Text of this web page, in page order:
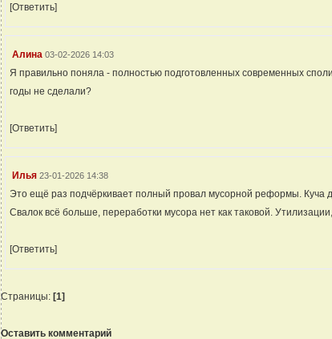
[Ответить]
Алина 03-02-2026 14:03
Я правильно поняла - полностью подготовленных современных
годы не сделали?
[Ответить]
Илья 23-01-2026 14:38
Это ещё раз подчёркивает полный провал мусорной реформы. Куча
Свалок всё больше, переработки мусора нет как таковой.
[Ответить]
Страницы: [1]
Оставить комментарий